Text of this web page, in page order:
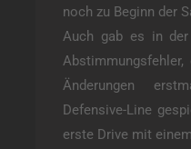
noch zu Beginn der
Auch gab es in der
Änderungen
Defensive-Line
erste Drive mit